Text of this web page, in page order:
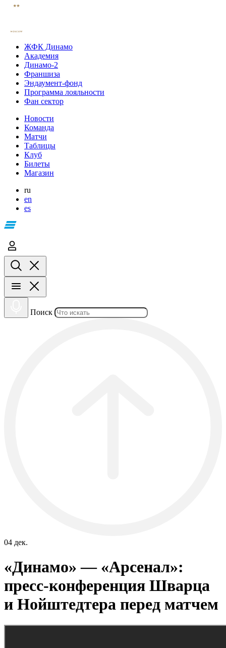
ЖФК Динамо
Академия
Динамо-2
Франшиза
Эндаумент-фонд
Программа лояльности
Фан сектор
Новости
Команда
Матчи
Таблицы
Клуб
Билеты
Магазин
ru
en
es
Поиск
04 дек.
«Динамо» — «Арсенал»:
пресс-конференция Шварца
и Нойштедтера перед матчем